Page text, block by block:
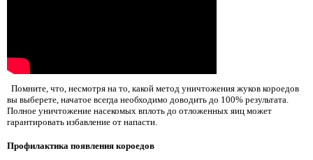
Помните, что, несмотря на то, какой метод уничтожения жуков короедов
вы выберете, начатое всегда необходимо доводить до 100% результата.
Полное уничтожение насекомых вплоть до отложенных яиц может
гарантировать избавление от напасти.
Профилактика появления короедов